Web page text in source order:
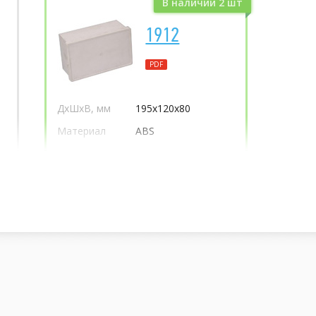
1912
PDF
ДхШхВ, мм
195х120х80
Материал
ABS